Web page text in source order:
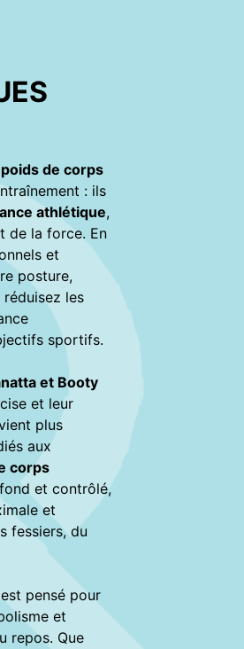
de corps
: ils
athlétique,
de la force. En
et
posture,
réduisez les
sportifs.
et Booty
et leur
plus
aux
corps
et contrôlé,
et
fessiers, du
pensé pour
et
repos. Que